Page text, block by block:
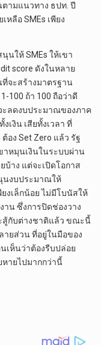
ามแนวทาง ธปท. ปี
หลือ SMEs เพียง
นให้ SMEs ให้เขา
score ดังในหลาย
จะสร้างมาตรฐาน
100 ถ้า 100 ถือว่าดี
ะลดงบประมาณของภาค
เงิน เสียทั้งเวลา ที่
อง Set Zero แล้ว รัฐ
าหมุนเงินในระบบผ่าน
บ้าง แต่จะเปิดโอกาส
นงบประมาณให้
งเล็กน้อย ไม่มีโบนัสให้
าน ซึ่งการปิดช่องวาง
ะสู้กับต่างชาติแล้ว ขณะนี้
ายส่วน ที่อยู่ในมือของ
เห็นว่าต้องรีบปล่อย
หายไปมากกว่านี้